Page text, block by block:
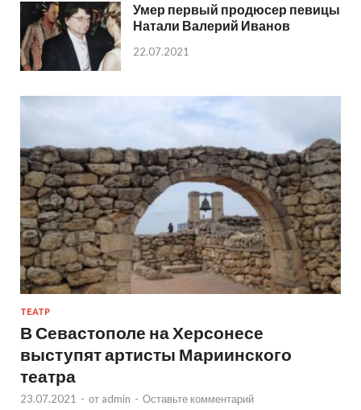
Умер первый продюсер певицы
Натали Валерий Иванов
22.07.2021
ТЕАТР
В Севастополе на Херсонесе
выступят артисты Мариинского
театра
23.07.2021 - от admin - Оставьте комментарий